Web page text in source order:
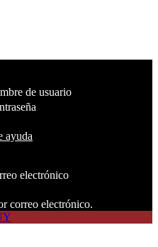
de usuario
ayuda
electrónico
correo electrónico.